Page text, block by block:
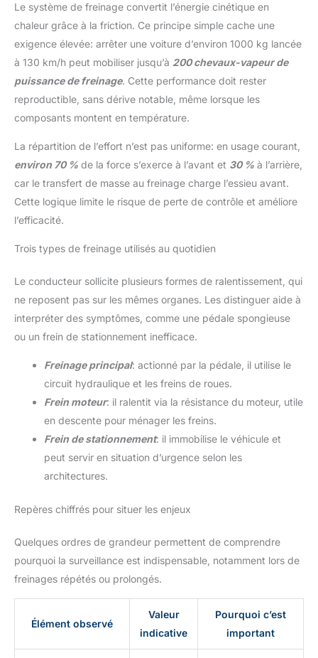
Le système de freinage convertit l’énergie cinétique en
chaleur grâce à la friction. Ce principe simple cache une
exigence élevée: arrêter une voiture d’environ 1000 kg lancée
à 130 km/h peut mobiliser jusqu’à 200 chevaux-vapeur de
puissance de freinage. Cette performance doit rester
reproductible, sans dérive notable, même lorsque les
composants montent en température.
La répartition de l’effort n’est pas uniforme: en usage courant,
environ 70 % de la force s’exerce à l’avant et 30 % à l’arrière,
car le transfert de masse au freinage charge l’essieu avant.
Cette logique limite le risque de perte de contrôle et améliore
l’efficacité.
Trois types de freinage utilisés au quotidien
Le conducteur sollicite plusieurs formes de ralentissement, qui
ne reposent pas sur les mêmes organes. Les distinguer aide à
interpréter des symptômes, comme une pédale spongieuse
ou un frein de stationnement inefficace.
Freinage principal: actionné par la pédale, il utilise le
circuit hydraulique et les freins de roues.
Frein moteur: il ralentit via la résistance du moteur, utile
en descente pour ménager les freins.
Frein de stationnement: il immobilise le véhicule et
peut servir en situation d’urgence selon les
architectures.
Repères chiffrés pour situer les enjeux
Quelques ordres de grandeur permettent de comprendre
pourquoi la surveillance est indispensable, notamment lors de
freinages répétés ou prolongés.
Élément observé
Valeur
indicative
Pourquoi c’est
important